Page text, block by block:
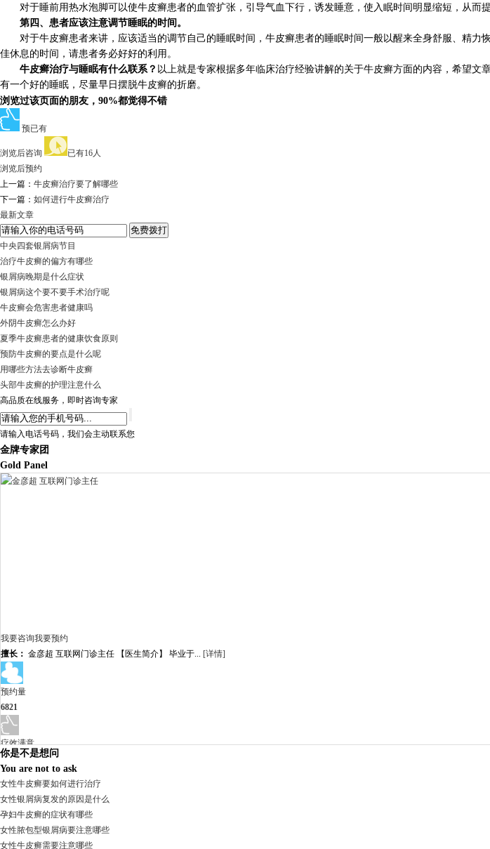
对于睡前用热水泡脚可以使牛皮癣患者的血管扩张，引导气血下行，诱发睡意，使入眠时间明显缩短，从而提
第四、患者应该注意调节睡眠的时间。
对于牛皮癣患者来讲，应该适当的调节自己的睡眠时间，牛皮癣患者的睡眠时间一般以醒来全身舒服、精力
佳休息的时间，请患者务必好好的利用。
牛皮癣治疗与睡眠有什么联系？ 以上就是专家根据多年临床治疗经验讲解的关于牛皮癣方面的内容，希望文
有一个好的睡眠，尽量早日摆脱牛皮癣的折磨。
浏览过该页面的朋友，90%都觉得不错
预已有
浏览后咨询
已有16人
浏览后预约
上一篇： 牛皮癣治疗要了解哪些
下一篇： 如何进行牛皮癣治疗
最新文章
中央四套银屑病节目
治疗牛皮癣的偏方有哪些
银屑病晚期是什么症状
银屑病这个要不要手术治疗呢
牛皮癣会危害患者健康吗
外阴牛皮癣怎么办好
夏季牛皮癣患者的健康饮食原则
预防牛皮癣的要点是什么呢
用哪些方法去诊断牛皮癣
头部牛皮癣的护理注意什么
高品质在线服务，即时咨询专家
请输入电话号码，我们会主动联系您
金牌专家团
Gold Panel
我要咨询我要预约
擅长： 金彦超 互联网门诊主任 【医生简介】 毕业于... [详情]
预约量
6821
疗效满意
98%
你是不是想问
You are not to ask
女性牛皮癣要如何进行治疗
女性银屑病复发的原因是什么
孕妇牛皮癣的症状有哪些
女性脓包型银屑病要注意哪些
女性牛皮癣需要注意哪些